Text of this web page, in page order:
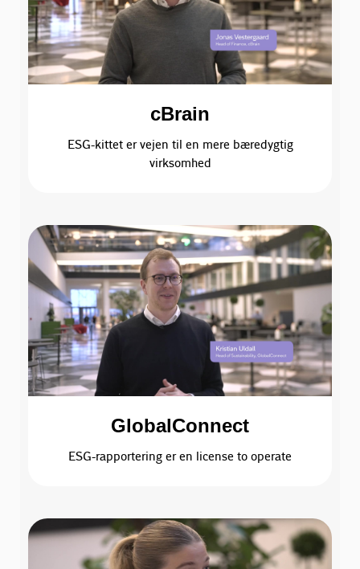
cBrain
ESG-kittet er vejen til en mere bæredygtig
virksomhed
GlobalConnect
ESG-rapportering er en license to operate